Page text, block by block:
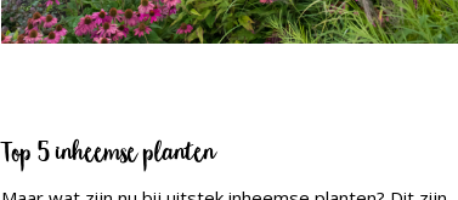
Top 5 inheemse planten